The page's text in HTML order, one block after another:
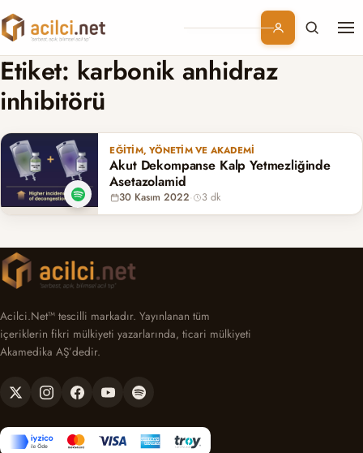
Branşlar
Kurumsal
Abonelik
Etiket: karbonik anhidraz
inhibitörü
EĞITIM, YÖNETIM VE AKADEMI
Akut Dekompanse Kalp Yetmezliğinde
Asetazolamid
30 Kasım 2022· 3 dk
Acilci.Net™ tescilli markadır. Yayınlanan tüm
içeriklerin fikri mülkiyeti yazarlarında, ticari mülkiyeti
Akamedika AŞ’dedir.